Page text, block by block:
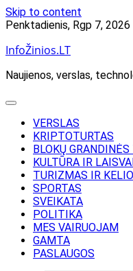
Skip to content
Penktadienis, Rgp 7, 2026
InfoŽinios.LT
Naujienos, verslas,
VERSLAS
KRIPTOTURTAS
BLOKŲ
KULTŪRA IR
TURIZMAS IR
SPORTAS
SVEIKATA
POLITIKA
MES VAIRUOJAM
GAMTA
PASLAUGOS